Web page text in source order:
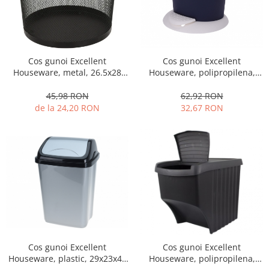
Fructiere si cosuri
Naproane si capace acoperire
alimente
Oliviere si solnite
Platouri servire
Suporturi oale
Tavi servire
Seturi servire tapas
Suport servetele
Depozitare alimente
Caserole
Cutii Alimentare
Cutii pentru paine
Recipiente si borcane
Recipiente condimente
Rafturi
Suporturi
Ceasuri decorative
Covorase intrare
Suporturi si rame fotografii
Odorizante auto
Seturi desen
Rucsacuri
Cos gunoi Excellent
Houseware, metal, 26.5x28
45,98 RON
de la 24,20 RON
Cos gunoi Excellent
Houseware, polipropilena,
62,92 RON
32,67 RON
Cos gunoi Excellent
Houseware, plastic, 29x23x44
Cos gunoi Excellent
Houseware, polipropilena,